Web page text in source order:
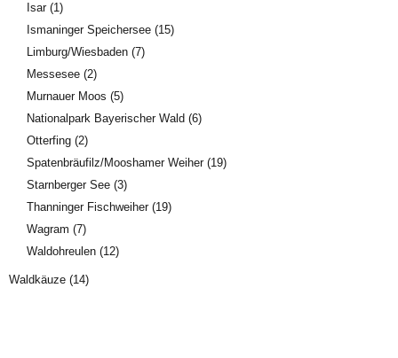
Isar(1)
Ismaninger Speichersee (15)
Limburg/Wiesbaden (7)
Messesee (2)
Murnauer Moos (5)
Nationalpark Bayerischer Wald (6)
Otterfing (2)
Spatenbräufilz/Mooshamer Weiher(19)
Starnberger See (3)
Thanninger Fischweiher(19)
Wagram (7)
Waldohreulen (12)
Waldkäuze (14)